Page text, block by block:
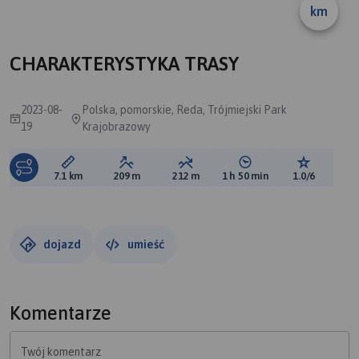
km
CHARAKTERYSTYKA TRASY
2023-08-
19
Polska, pomorskie, Reda, Trójmiejski Park
Krajobrazowy
Długość trasy:
7.1 km Suma przewyższeń:
209 m Suma spadków:
212 m Średni czas potrzebny
1 h 50 min Ocena
1.0/6
dojazd umieść
Komentarze
Twój komentarz